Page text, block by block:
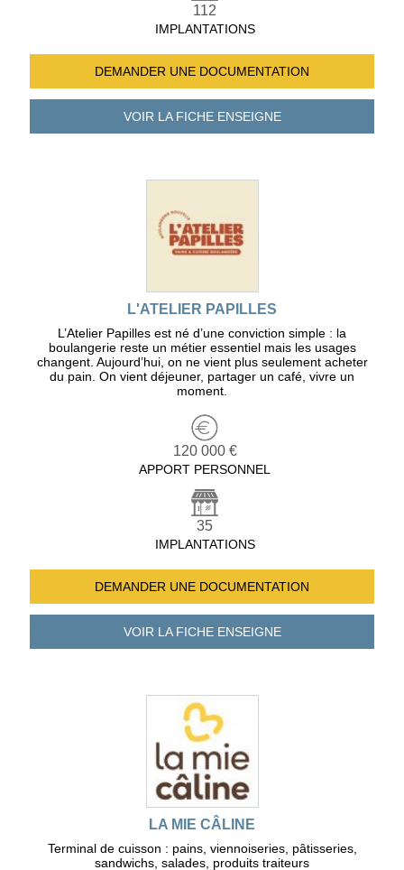
112
IMPLANTATIONS
DEMANDER UNE DOCUMENTATION
VOIR LA FICHEENSEIGNE
L'ATELIER PAPILLES
L’Atelier Papilles est né d’une conviction simple : la
boulangerie reste un métier essentiel mais les usages
changent. Aujourd’hui, on ne vient plus seulement acheter
du pain. On vient déjeuner, partager un café, vivre un
moment.
120 000 €
APPORT PERSONNEL
35
IMPLANTATIONS
DEMANDER UNE DOCUMENTATION
VOIR LA FICHEENSEIGNE
LA MIE CÂLINE
Terminal de cuisson : pains, viennoiseries, pâtisseries,
sandwichs, salades, produits traiteurs